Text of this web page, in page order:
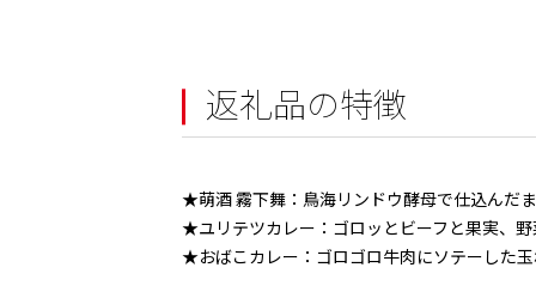
返礼品の特徴
★萌酒 霧下舞：鳥海リンドウ酵母で仕込んだ
★ユリテツカレー：ゴロッとビーフと果実、
★おばこカレー：ゴロゴロ牛肉にソテーした